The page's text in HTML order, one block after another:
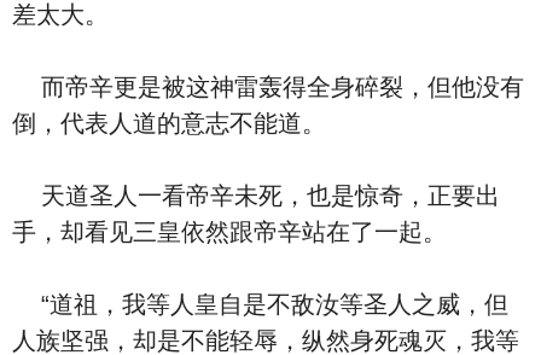
差太大。
而帝辛更是被这神雷轰得全身碎裂，但他没有
倒，代表人道的意志不能道。
天道圣人一看帝辛未死，也是惊奇，正要出
手，却看见三皇依然跟帝辛站在了一起。
“道祖，我等人皇自是不敌汝等圣人之威，但
人族坚强，却是不能轻辱，纵然身死魂灭，我等